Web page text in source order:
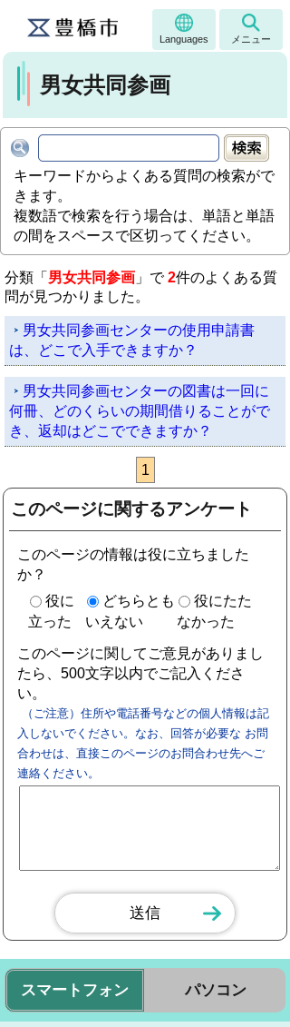
Languages メニュー
男女共同参画
キーワードからよくある質問の検索がで
きます。
複数語で検索を行う場合は、単語と単語
の間をスペースで区切ってください。
分類「 男女共同参画 」で2件のよくある質
問が見つかりました。
男女共同参画センターの使用申請書
は、どこで入手できますか？
男女共同参画センターの図書は一回に
何冊、どのくらいの期間借りることがで
き、返却はどこでできますか？
1
このページに関するアンケート
このページの情報は役に立ちました
か？
役に
立った
どちらとも
いえない
役にたた
なかった
このページに関してご意見がありまし
たら、500文字以内でご記入くださ
い。
（ご注意）住所や電話番号などの個人情報は記
入しないでください。なお、回答が必要な お問
合わせは、直接このページのお問合わせ先へご
連絡ください。
スマートフォン パソコン